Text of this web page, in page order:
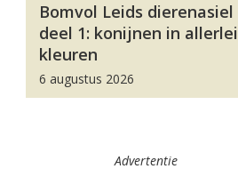
Bomvol Leids dierenasiel
deel 1: konijnen in allerlei
kleuren
6 augustus 2026
Advertentie